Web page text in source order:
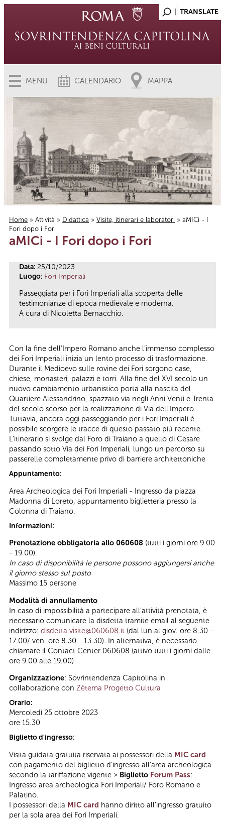
MENU CALENDARIO MAPPA
Tu sei qui
Home » Attività » Didattica » Visite, itinerari e laboratori » aMICi - I
Fori dopo i Fori
aMICi - I Fori dopo i Fori
Data: 25/10/2023
Luogo: Fori Imperiali
Passeggiata per i Fori Imperiali alla scoperta delle
testimonianze di epoca medievale e moderna.
A cura di Nicoletta Bernacchio.
Con la fine dell’Impero Romano anche l’immenso complesso
dei Fori Imperiali inizia un lento processo di trasformazione.
Durante il Medioevo sulle rovine dei Fori sorgono case,
chiese, monasteri, palazzi e torri. Alla fine del XVI secolo un
nuovo cambiamento urbanistico porta alla nascita del
Quartiere Alessandrino, spazzato via negli Anni Venti e Trenta
del secolo scorso per la realizzazione di Via dell’Impero.
Tuttavia, ancora oggi passeggiando per i Fori Imperiali è
possibile scorgere le tracce di questo passato più recente.
L’itinerario si svolge dal Foro di Traiano a quello di Cesare
passando sotto Via dei Fori Imperiali, lungo un percorso su
passerelle completamente privo di barriere architettoniche
Appuntamento:
Area Archeologica dei Fori Imperiali - Ingresso da piazza
Madonna di Loreto, appuntamento biglietteria presso la
Colonna di Traiano.
Informazioni:
Prenotazione obbligatoria allo 060608 (tutti i giorni ore 9.00
- 19.00).
In caso di disponibilità le persone possono aggiungersi anche
il giorno stesso sul posto
Massimo 15 persone
Modalità di annullamento
In caso di impossibilità a partecipare all’attività prenotata, è
necessario comunicare la disdetta tramite email al seguente
indirizzo: disdetta.visite@060608.it (dal lun.al giov. ore 8.30 -
17.00/ ven. ore 8.30 - 13.30). In alternativa, è necessario
chiamare il Contact Center 060608 (attivo tutti i giorni dalle
ore 9.00 alle 19.00)
Organizzazione: Sovrintendenza Capitolina in
collaborazione con Zètema Progetto Cultura
Orario:
Mercoledì 25 ottobre 2023
ore 15.30
Biglietto d'ingresso:
Visita guidata gratuita riservata ai possessori della MIC card
con pagamento del biglietto d’ingresso all’area archeologica
secondo la tariffazione vigente > Biglietto Forum Pass:
Ingresso area archeologica Fori Imperiali/ Foro Romano e
Palatino.
I possessori della MIC card hanno diritto all'ingresso gratuito
per la sola area dei Fori Imperiali.